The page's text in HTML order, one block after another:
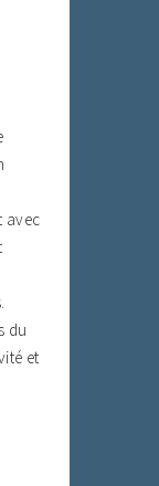
avec
du
et